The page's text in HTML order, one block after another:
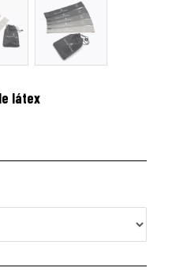
látex